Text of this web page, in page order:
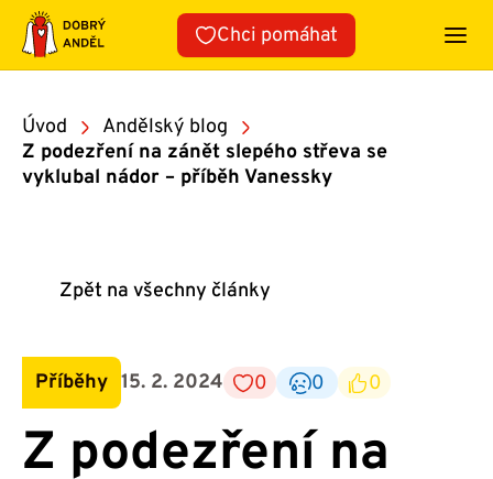
Přeskočit
obsah
Chci pomáhat
Úvod
Andělský blog
Z podezření na zánět slepého střeva se
vyklubal nádor – příběh Vanessky
Zpět na všechny články
Příběhy 15. 2. 2024 0 0 0
Z podezření na